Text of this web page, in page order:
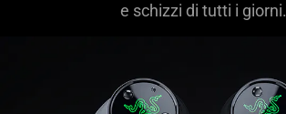
e schizzi di tutti i giorni.